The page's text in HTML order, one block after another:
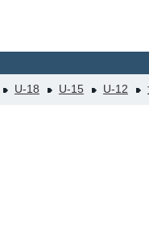
U-18 U-15 U-12